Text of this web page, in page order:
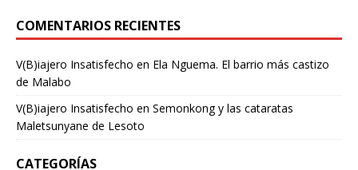
COMENTARIOS RECIENTES
V(B)iajero Insatisfecho en Ela Nguema. El barrio más castizo
de Malabo
V(B)iajero Insatisfecho en Semonkong y las cataratas
Maletsunyane de Lesoto
CATEGORÍAS